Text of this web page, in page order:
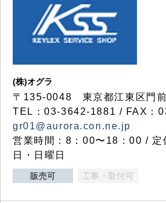
(株)オグラ
〒135-0048 東京都江東区門
TEL：03-3642-1881 / FAX：
gr01@aurora.con.ne.jp
営業時間：8：00〜18：00 / 定
日・日曜日
販売可 工事・取付可